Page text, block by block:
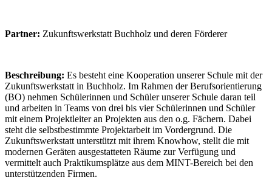
Partner: Zukunftswerkstatt Buchholz und deren Förderer
Beschreibung: Es besteht eine Kooperation unserer Schule mit der
Zukunftswerkstatt in Buchholz. Im Rahmen der Berufsorientierung
(BO) nehmen Schülerinnen und Schüler unserer Schule daran teil
und arbeiten in Teams von drei bis vier Schülerinnen und Schüler
mit einem Projektleiter an Projekten aus den o.g. Fächern. Dabei
steht die selbstbestimmte Projektarbeit im Vordergrund. Die
Zukunftswerkstatt unterstützt mit ihrem Knowhow, stellt die mit
modernen Geräten ausgestatteten Räume zur Verfügung und
vermittelt auch Praktikumsplätze aus dem MINT-Bereich bei den
unterstützenden Firmen.